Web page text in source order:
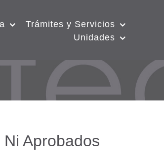
Trámites y Servicios
Unidades
Aprobados